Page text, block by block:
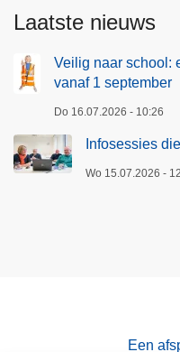
Laatste nieuws
Veilig naar school:
vanaf 1 september
Do 16.07.2026 - 10:26
Infosessies
Wo 15.07.2026 -
Een